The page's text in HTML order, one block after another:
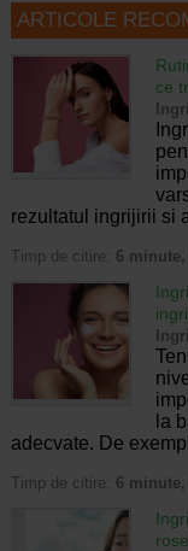
ARTICOLE
ce
rezultatul ingrijirii si
Timp de citire: 6
la
adecvate. De
Timp de citire: 6